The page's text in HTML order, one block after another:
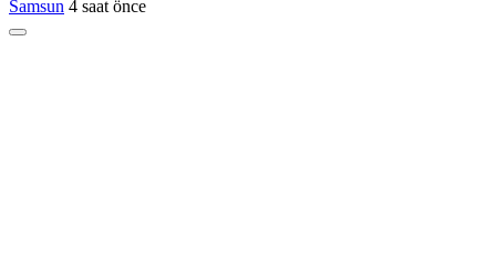
Samsun 4 saat önce